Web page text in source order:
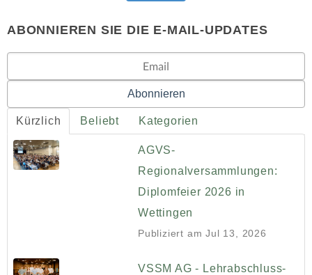
ABONNIEREN SIE DIE E-MAIL-UPDATES
Kürzlich Beliebt Kategorien
AGVS-
Regionalversammlungen:
Diplomfeier 2026 in
Wettingen
Publiziert am Jul 13, 2026
VSSM AG - Lehrabschluss-